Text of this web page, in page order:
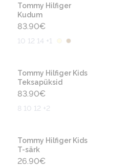
Tommy Hilfiger
Kudum
83.90€
10 12 14 +1
Tommy Hilfiger Kids
Teksapüksid
83.90€
8 10 12 +2
Tommy Hilfiger Kids
T-särk
26.90€